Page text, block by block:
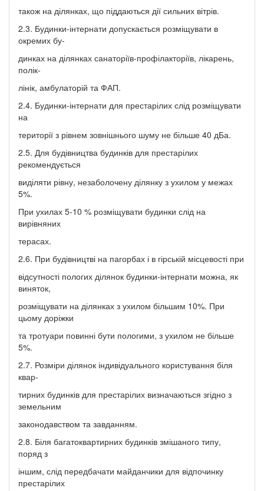
також на ділянках, що піддаються дії сильних вітрів.
2.3. Будинки-інтернати допускається розміщувати в
окремих бу-
динках на ділянках санаторіїв-профілакторіїв, лікарень,
полік-
лінік, амбулаторій та ФАП.
2.4. Будинки-інтернати для престарілих слід розміщувати
на
території з рівнем зовнішнього шуму не більше 40 дБа.
2.5. Для будівництва будинків для престарілих
рекомендується
виділяти рівну, незаболочену ділянку з ухилом у межах
5%.
При ухилах 5-10 % розміщувати будинки слід на
вирівняних
терасах.
2.6. При будівництві на пагорбах і в гірській місцевості при
відсутності пологих ділянок будинки-інтернати можна, як
виняток,
розміщувати на ділянках з ухилом більшим 10%. При
цьому доріжки
та тротуари повинні бути пологими, з ухилом не більше
5%.
2.7. Розміри ділянок індивідуального користування біля
квар-
тирних будинків для престарілих визначаються згідно з
земельним
законодавством та завданням.
2.8. Біля багатоквартирних будинків змішаного типу,
поряд з
іншим, слід передбачати майданчики для відпочинку
престарілих